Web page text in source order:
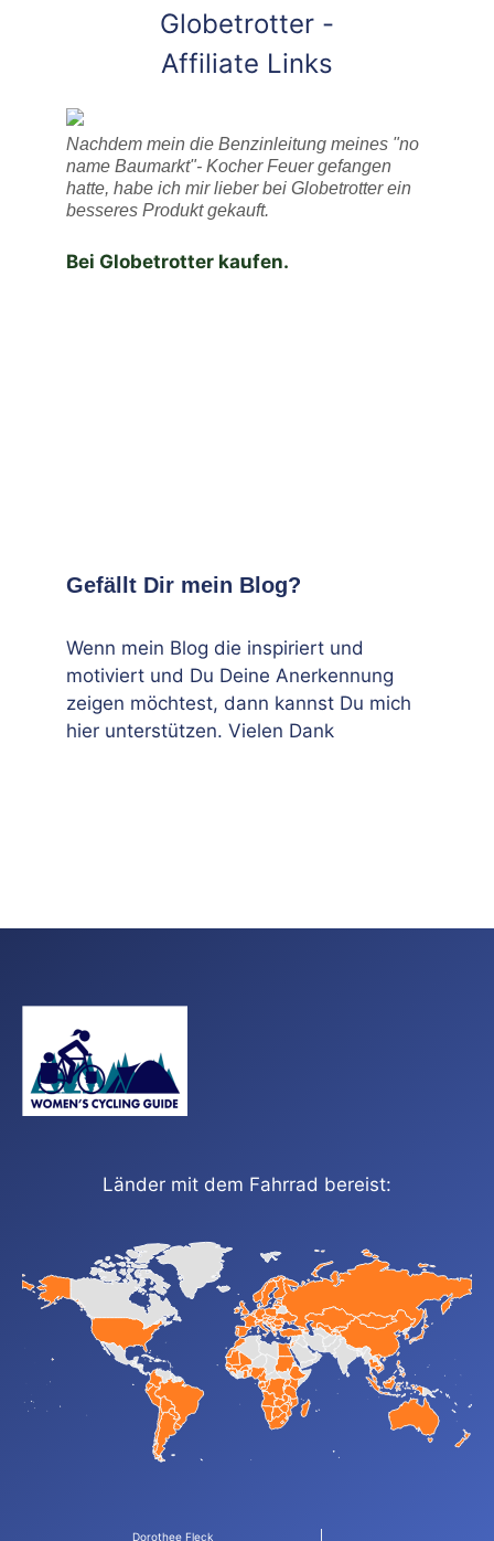
Globetrotter -
Affiliate Links
Nachdem mein die Benzinleitung meines "no
name Baumarkt"- Kocher Feuer gefangen
hatte, habe ich mir lieber bei Globetrotter ein
besseres Produkt gekauft.
Bei Globetrotter kaufen.
Gefällt Dir mein Blog?
Wenn mein Blog die inspiriert und
motiviert und Du Deine Anerkennung
zeigen möchtest, dann kannst Du mich
hier unterstützen. Vielen Dank
Länder mit dem Fahrrad bereist:
Dorothee Fleck